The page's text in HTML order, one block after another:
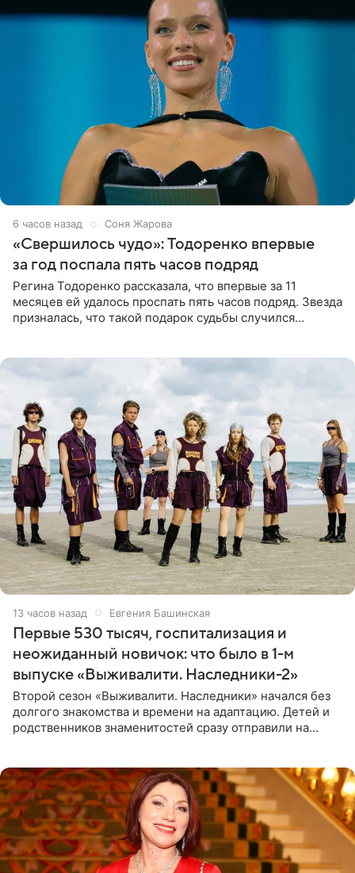
6 часов назад Соня Жарова
«Свершилось чудо»: Тодоренко впервые
за год поспала пять часов подряд
Регина Тодоренко рассказала, что впервые за 11
месяцев ей удалось проспать пять часов подряд. Звезда
призналась, что такой подарок судьбы случился
13 часов назад Евгения Башинская
Первые 530 тысяч, госпитализация и
неожиданный новичок: что было в 1-м
выпуске «Выживалити. Наследники-2»
Второй сезон «Выживалити. Наследники» начался без
долгого знакомства и времени на адаптацию. Детей и
родственников знаменитостей сразу отправили на